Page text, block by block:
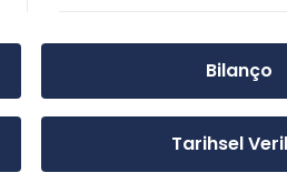
Bilanço
Tarihsel